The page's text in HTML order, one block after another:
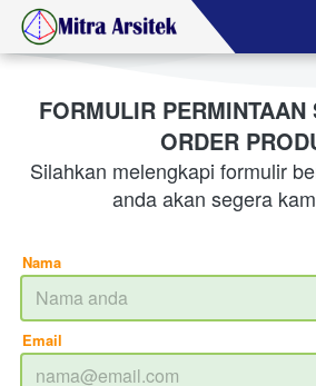
FORMULIR PERMINTAAN
ORDER
Silahkan melengkapi formulir
anda akan segera
Nama
Email